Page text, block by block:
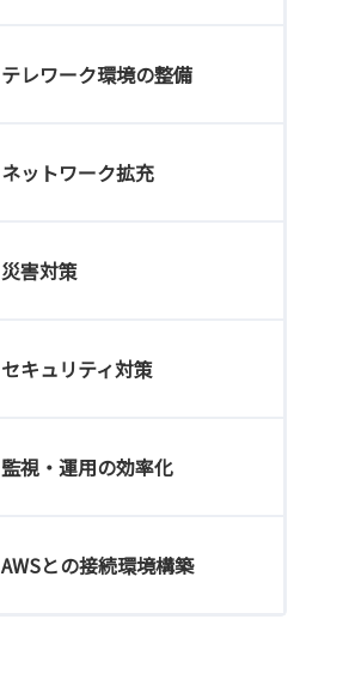
テレワーク環境の整備
ネットワーク拡充
災害対策
セキュリティ対策
監視・運用の効率化
AWSとの接続環境構築